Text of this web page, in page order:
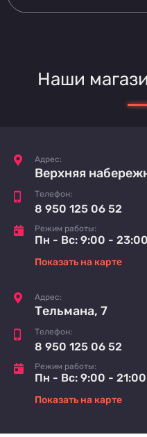
Наши
Адрес:
Верхняя
Телефон:
8 950 125 06 52
Режим работы:
Пн - Вс: 9:00 - 23:00
Показать на карте
Адрес:
Тельмана, 7
Телефон:
8 950 125 06 52
Режим работы:
Пн - Вс: 9:00 - 21:00
Показать на карте